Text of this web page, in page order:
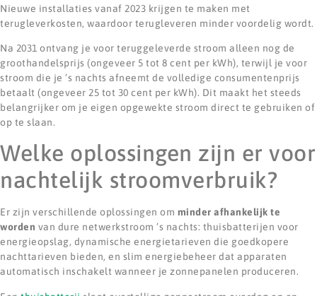
Nieuwe installaties vanaf 2023 krijgen te maken met
terugleverkosten, waardoor terugleveren minder voordelig wordt.
Na 2031 ontvang je voor teruggeleverde stroom alleen nog de
groothandelsprijs (ongeveer 5 tot 8 cent per kWh), terwijl je voor
stroom die je ’s nachts afneemt de volledige consumentenprijs
betaalt (ongeveer 25 tot 30 cent per kWh). Dit maakt het steeds
belangrijker om je eigen opgewekte stroom direct te gebruiken of
op te slaan.
Welke oplossingen zijn er voor
nachtelijk stroomverbruik?
Er zijn verschillende oplossingen om minder afhankelijk te
worden van dure netwerkstroom ’s nachts: thuisbatterijen voor
energieopslag, dynamische energietarieven die goedkopere
nachttarieven bieden, en slim energiebeheer dat apparaten
automatisch inschakelt wanneer je zonnepanelen produceren.